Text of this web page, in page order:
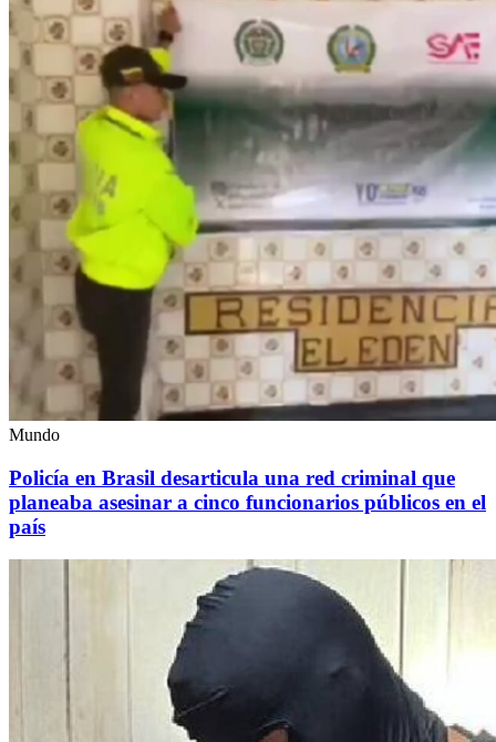
Mundo
Policía en Brasil desarticula una red criminal que
planeaba asesinar a cinco funcionarios públicos en el
país